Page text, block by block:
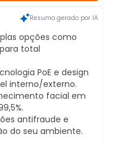
Resumo gerado por IA
opções como
total
PoE e design
interno/externo.
facial em
antifraude e
do seu ambiente.